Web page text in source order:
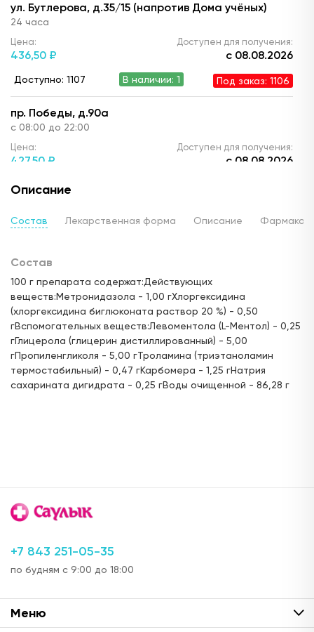
ул. Бутлерова, д.35/15 (напротив Дома учёных)
24 часа
Цена:
436,50 ₽
Доступен для получения:
с 08.08.2026
Доступно: 1107 В наличии: 1 Под заказ: 1106
пр. Победы, д.90а
с 08:00 до 22:00
Цена:
427,50 ₽
Доступен для получения:
с 08.08.2026
Доступно: 1107
ул. Ю. Фучика, д.90 (ТЦ "Франт")
455,40 ₽
Доступно: 1107 В наличии: 1
ул. Горького, д.17
24 часа
Цена:
456,30 ₽
Доступен для получения:
с 08.08.2026
Доступно: 1107
Универсиады)
24 часа
399,29 ₽ с 08.08.2026
Доступно: 1107
Описание
Состав Лекарственная форма Описание
Состав
100 г препарата содержат:Действующих
веществ:Метронидазола - 1,00 гХлоргексидина
(хлоргексидина биглюконата раствор 20 %) - 0,50
гВспомогательных веществ:Левоментола (L-Ментол) - 0,25
гГлицерола (глицерин дистиллированный) - 5,00
гПропиленгликоля - 5,00 гТроламина (триэтаноламин
термостабильный) - 0,47 гКарбомера - 1,25 гНатрия
сахарината дигидрата - 0,25 гВоды очищенной - 86,28 г
+7 843 251-05-35
по будням с 9:00 до 18:00
Меню